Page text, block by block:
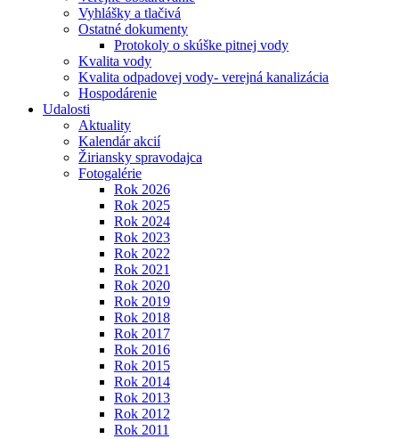
Vyhlášky a tlačivá
Ostatné dokumenty
Protokoly o skúške pitnej vody
Kvalita vody
Kvalita odpadovej vody- verejná kanalizácia
Hospodárenie
Udalosti
Aktuality
Kalendár akcií
Žiriansky spravodajca
Fotogalérie
Rok 2026
Rok 2025
Rok 2024
Rok 2023
Rok 2022
Rok 2021
Rok 2020
Rok 2019
Rok 2018
Rok 2017
Rok 2016
Rok 2015
Rok 2014
Rok 2013
Rok 2012
Rok 2011